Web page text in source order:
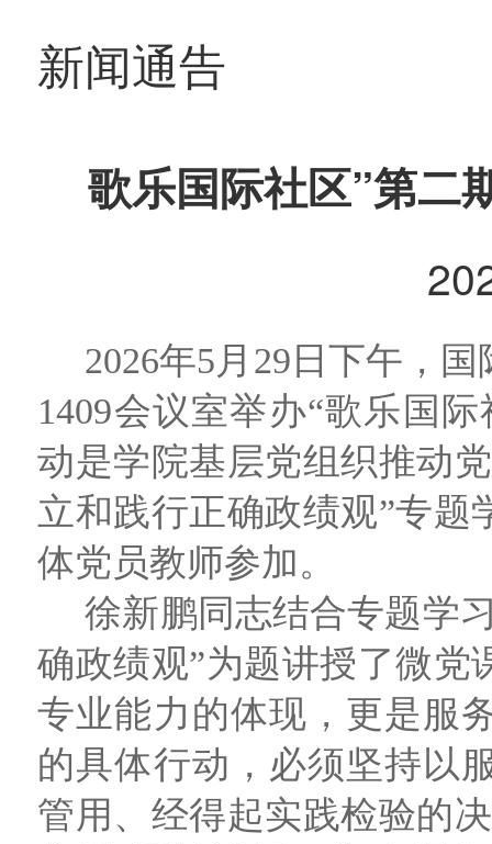
新闻通告
歌乐国际社区”第二
2026年5月 29 日下午，
1409会议室举办“歌乐国
动是学院基层党组织推动
立和践行正确政绩观”专
体党员教师参加。
徐新鹏同志结合专题学
确政绩观”为题讲授了微党
专业能力的体现，更是服
的具体行动，必须坚持以
管用、经得起实践检验的